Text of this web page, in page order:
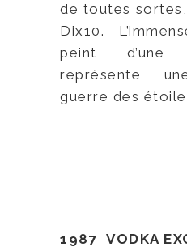
de toutes
Dix10.
peint d’une
représente
guerre des
1987 VODKA